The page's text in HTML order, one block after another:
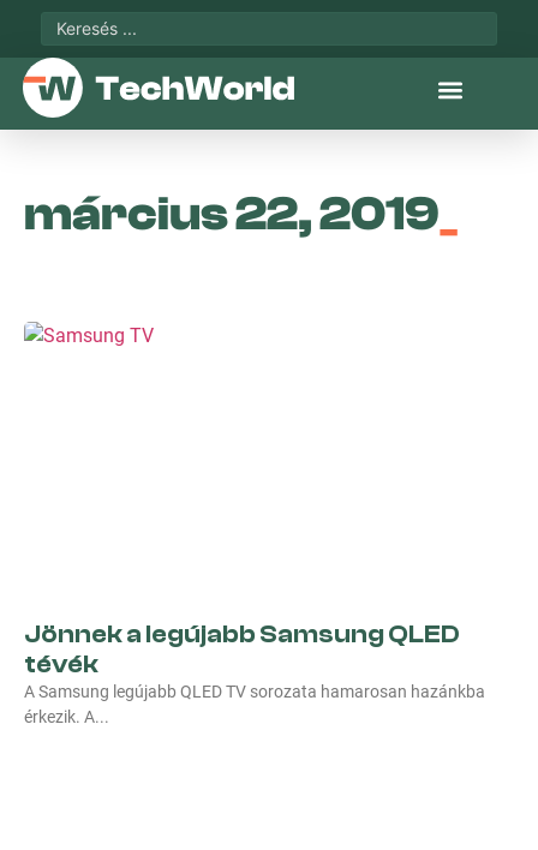
március 22, 2019
Jönnek a legújabb Samsung QLED
tévék
A Samsung legújabb QLED TV sorozata hamarosan hazánkba
érkezik. A